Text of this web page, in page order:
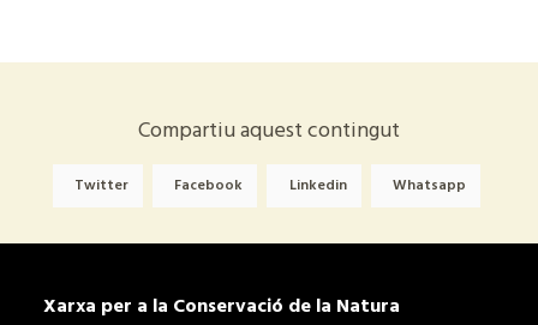
Compartiu aquest contingut
Twitter Facebook Linkedin Whatsapp
Xarxa per a la Conservació de la Natura